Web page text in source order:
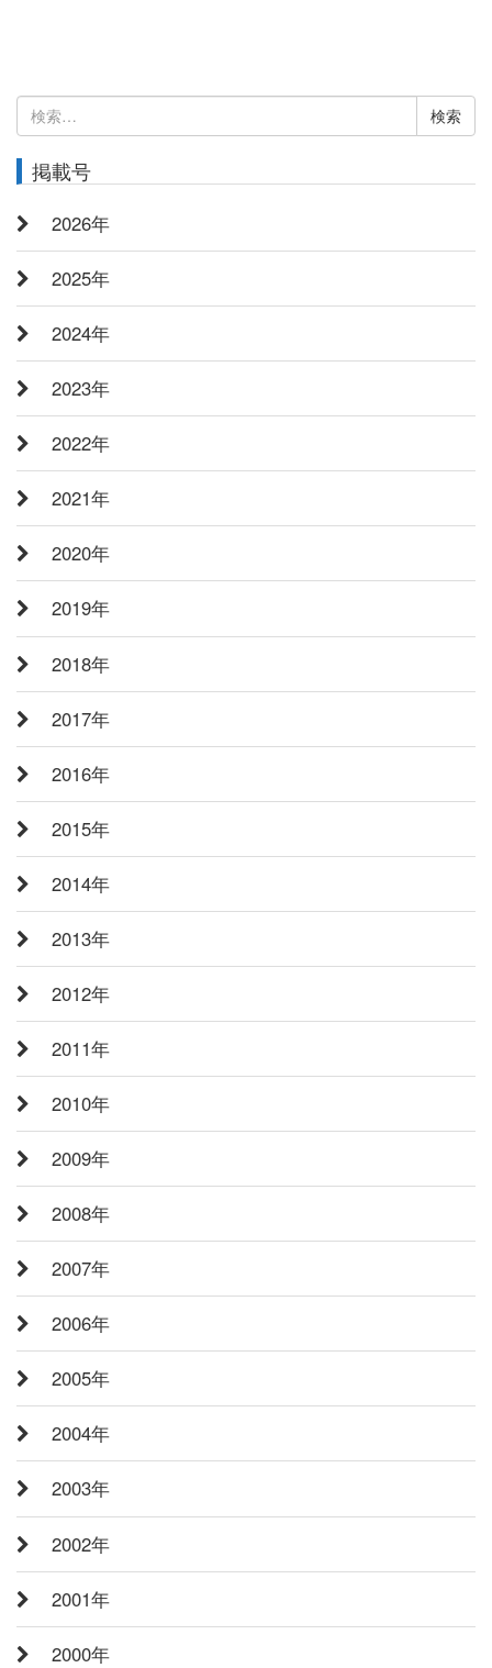
検
索:
掲載号
2026年
2025年
2024年
2023年
2022年
2021年
2020年
2019年
2018年
2017年
2016年
2015年
2014年
2013年
2012年
2011年
2010年
2009年
2008年
2007年
2006年
2005年
2004年
2003年
2002年
2001年
2000年